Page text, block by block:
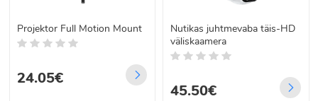
Projektor Full Motion Mount
24.05€
Nutikas juhtmevaba täis-HD
väliskaamera
45.50€